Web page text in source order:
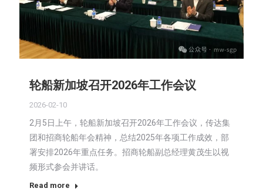
轮船新加坡召开2026年工作会议
2026-02-10
2月5日上午，轮船新加坡召开2026年工作会议，传达集
团和招商轮船年会精神，总结2025年各项工作成效，部
署安排2026年重点任务。招商轮船副总经理黄茂生以视
频形式参会并讲话。
Read more